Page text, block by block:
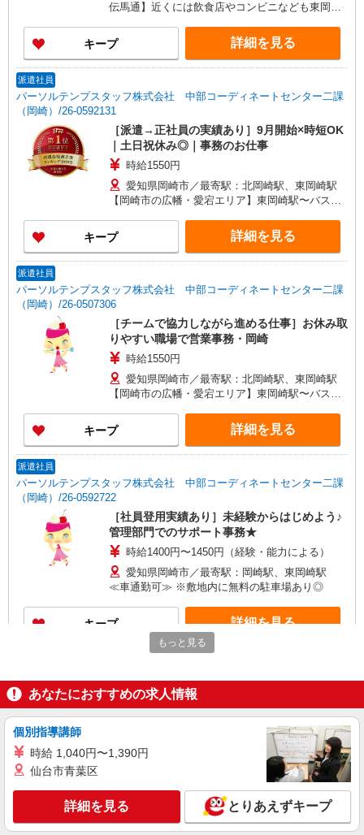
伝馬通】近くには飲食店やコンビニなども東岡崎
ご自身での駐車場手配が必要です。
キープ 詳細を見る
派遣社員
パーソルテンプスタッフ株式会社 中部コーディネートセンター二課
（岡崎）/26-0592131
［派遣→正社員の実績あり］9月開始×時短OK
｜土日祝休み◎｜事務のお仕事
時給1550円
愛知県岡崎市／最寄駅：北岡崎駅、東岡崎駅
【岡崎市の広幡・愛宕エリア】東岡崎駅〜バスで
ちろん無料♪）
キープ 詳細を見る
派遣社員
パーソルテンプスタッフ株式会社 中部コーディネートセンター二課
（岡崎）/26-0507306
［チームで協力しながら進める仕事］お休み取
りやすい職場で営業事務・岡崎
時給1550円
愛知県岡崎市／最寄駅：北岡崎駅、東岡崎駅
【岡崎市の広幡・愛宕エリア】東岡崎駅〜バスで
ちろん無料♪）
キープ 詳細を見る
派遣社員
パーソルテンプスタッフ株式会社 中部コーディネートセンター二課
（岡崎）/26-0592722
［社員登用実績あり］未経験からはじめよう♪
管理部門でのサポート事務★
時給1400円〜1450円（経験・能力による）
愛知県岡崎市／最寄駅：岡崎駅、東岡崎駅
≪車通勤可≫ ※敷地内に無料の駐車場あり◎
キープ 詳細を見る
（岡崎）/26-0595338
9月開始★［岡崎駅8分│土日祝休］PMだけの
時給1400円〜1450円（経験・能力による）
愛知県岡崎市／最寄駅：岡崎駅、東岡崎駅
≪車通勤可≫ ※敷地内に無料の駐車場あり◎
キープ 詳細を見る
もっと見る
あなたにおすすめの求人情報
個別指導講師
時給 1,040円〜1,390円
仙台市青葉区
詳細を見る とりあえずキープ